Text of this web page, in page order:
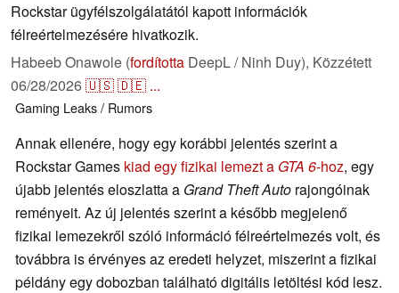
Rockstar ügyfélszolgálatától kapott információk
félreértelmezésére hivatkozik.
Habeeb Onawole (fordította DeepL / Ninh Duy), Közzétett
06/28/2026🇺🇸🇩🇪 ...
Gaming Leaks / Rumors
Annak ellenére, hogy egy korábbi jelentés szerint a
Rockstar Games kiad egy fizikai lemezt a GTA 6-hoz, egy
újabb jelentés eloszlatta a Grand Theft Auto rajongóinak
reményeit. Az új jelentés szerint a később megjelenő
fizikai lemezekről szóló információ félreértelmezés volt, és
továbbra is érvényes az eredeti helyzet, miszerint a fizikai
példány egy dobozban található digitális letöltési kód lesz.